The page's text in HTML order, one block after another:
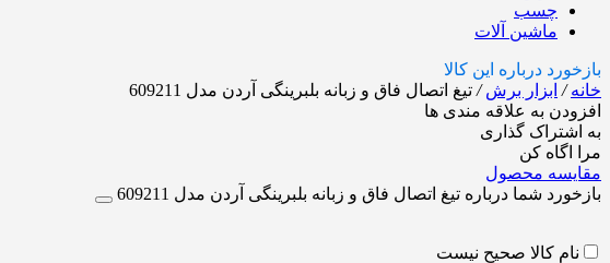
چسب
ماشین آلات
بازخورد درباره این کالا
خانه/ ابزار برش/ تیغ اتصال فاق و زبانه بلبرینگی آردن مدل 609211
افزودن به علاقه مندی ها
به اشتراک گذاری
مرا اگاه کن
مقایسه محصول
بازخورد شما درباره تیغ اتصال فاق و زبانه بلبرینگی آردن مدل 609211
نام کالا صحیح نیست